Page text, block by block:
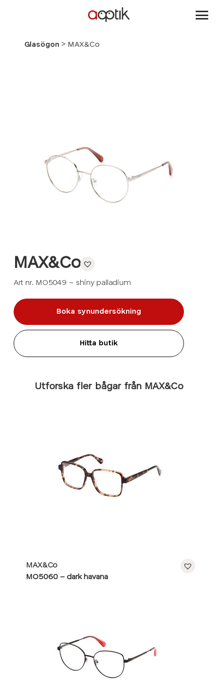
Glasögon > MAX&Co
MAX&Co
Art nr. MO5049 – shiny palladium
Boka synundersökning
Hitta butik
Utforska fler bågar från MAX&Co
MAX&Co
MO5060 – dark havana